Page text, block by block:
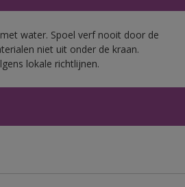
water. Spoel verf nooit door de
niet uit onder de kraan.
lokale richtlijnen.